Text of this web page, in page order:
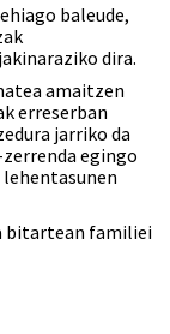
baleude,
dira.
amaitzen
erreserban
jarriko da
egingo
bitartean familiei